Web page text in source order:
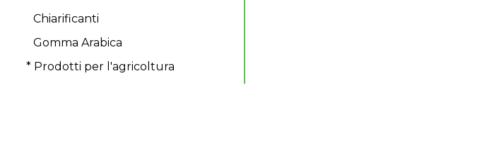
Chiarificanti
Gomma Arabica
* Prodotti per l'agricoltura